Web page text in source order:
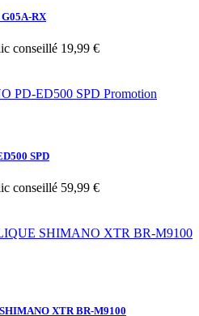
RX
conseillé 19,99 €
Promotion
SPD
conseillé 59,99 €
XTR BR-M9100